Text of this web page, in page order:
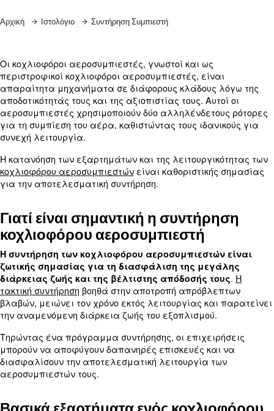
Μάθετε περισσότερα από τους ειδικούς μας!
Αρχική Ιστολόγιο Συντήρηση Συμπιεστή
Οι κοχλιοφόροι αεροσυμπιεστές, γνωστοί και ως
περιστροφικοί κοχλιοφόροι αεροσυμπιεστές,
απαραίτητα μηχανήματα σε διάφορους κλάδους
αεροσυμπιεστές χρησιμοποιούν δύο
για τη συμπίεση του αέρα, καθιστώντας τους
συνεχή λειτουργία.
Η κατανόηση των εξαρτημάτων και της
κοχλιοφόρου αεροσυμπιεστώνείναι
για την αποτελεσματική συντήρηση.
Γιατί είναι σημαντική η
κοχλιοφόρου αεροσυμπιεστή